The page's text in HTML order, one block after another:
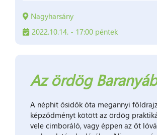
Nagyharsány
2022.10.14. - 17:00 péntek
Az ördög
A néphit ősidők óta megannyi
képződményt kötött az ördög
vele cimboráló, vagy éppen az őt